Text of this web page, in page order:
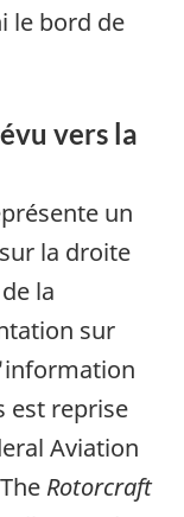
le bord de
vers la
un
la droite
la
sur
est reprise
Aviation
Rotorcraft